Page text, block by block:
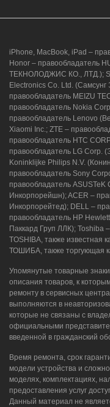
г.
2/3
8 (964) 914-
iPhone, MacBook, iPad –
Honor – правообладатель
ТЕКНОЛОДЖИС КО., ЛТД.);
Electronics Co. Ltd. (Самсунг
правообладатель MEIZU
правообладатель Nokia
правообладатель Lenovo
Xiaomi Inc.; ZTE –
правообладатель HTC
правообладатель LG Corp.
Koninklijke Philips N.V.
правообладатель Sony
правообладатель ASUSTeK
Инкорпорейшн); ACER –
Инкорпорейтед); DELL –
правообладатель HP
Паккард Груп ЛЛК); Toshiba
TOSHIBA, также
ТОШИБА, также торгующая
Упомянутые товарные
описания товаров, к
ремонту в сервисных
выполняются в
которые не связаны с
официальными
введенной в гражданский
Время ремонта, срок
модели устройства и
моделях, комплектациях,
предоставления услуг
Данный материал не